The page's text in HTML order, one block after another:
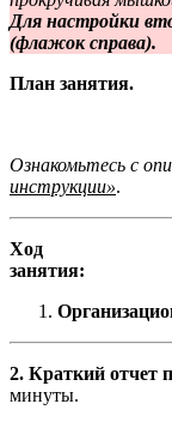
Для настройки
(флажок справа).
План занятия.
Ознакомьтесь с
инструкции».
Ход
2. Краткий отчет
минуты.